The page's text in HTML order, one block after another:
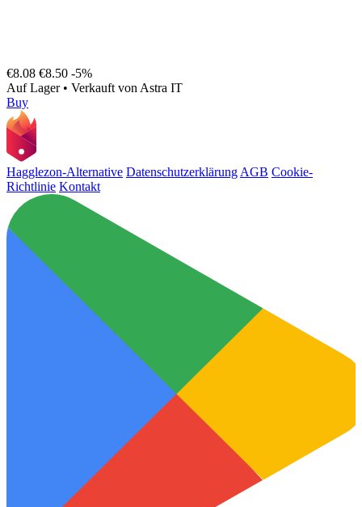
€8.08 €8.50 -5%
Auf Lager • Verkauft von Astra IT
Buy
Hagglezon-Alternative Datenschutzerklärung AGB Cookie-
Richtlinie Kontakt